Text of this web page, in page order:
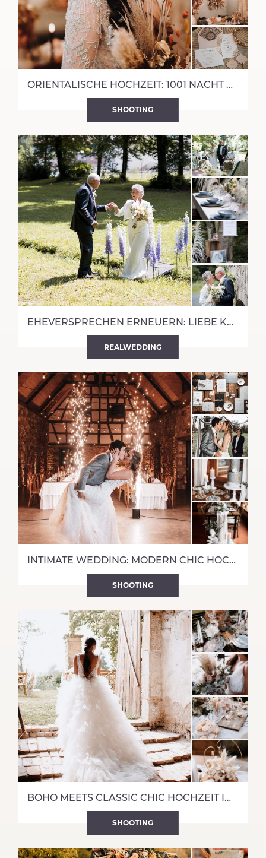
ORIENTALISCHE HOCHZEIT: 1001 NACHT MIT 20IES TOUCH
SHOOTING
EHEVERSPRECHEN ERNEUERN: LIEBE KENNT KEIN ALTER
REALWEDDING
INTIMATE WEDDING: MODERN CHIC HOCHZEIT IN RUSTIKALEM FLAIR
SHOOTING
BOHO MEETS CLASSIC CHIC HOCHZEIT IM SCHLOSS
SHOOTING